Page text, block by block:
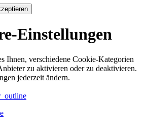
Einstellungen
Ihnen, verschiedene Cookie-Kategorien
zu aktivieren oder zu deaktivieren.
jederzeit ändern.